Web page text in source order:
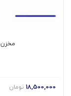
مخزن 500 لیتری کتابی آسانرو سه لایه
18,500,000 تومان